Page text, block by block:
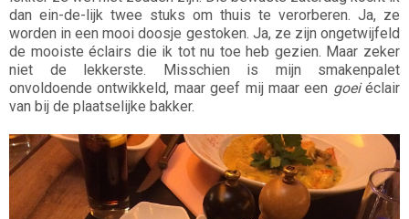
dan ein-de-lijk twee stuks om thuis te verorberen. Ja, ze
worden in een mooi doosje gestoken. Ja, ze zijn ongetwijfeld
de mooiste éclairs die ik tot nu toe heb gezien. Maar zeker
niet de lekkerste. Misschien is mijn smakenpalet
onvoldoende ontwikkeld, maar geef mij maar een goeiéclair
van bij de plaatselijke bakker.